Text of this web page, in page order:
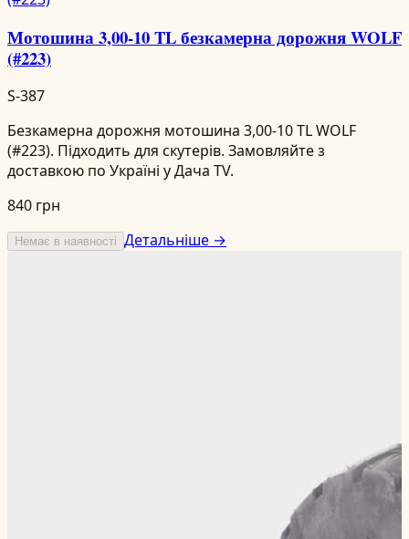
Мотошина 3,00-10 TL безкамерна дорожня WOLF
(#223)
S-387
Безкамерна дорожня мотошина 3,00-10 TL WOLF
(#223). Підходить для скутерів. Замовляйте з
доставкою по Україні у Дача TV.
840 грн
Немає в наявності Детальніше →